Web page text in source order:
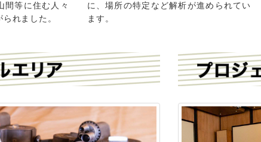
間等に住む人々
れました。
に、場所の特定など解析が進められてい
ます。